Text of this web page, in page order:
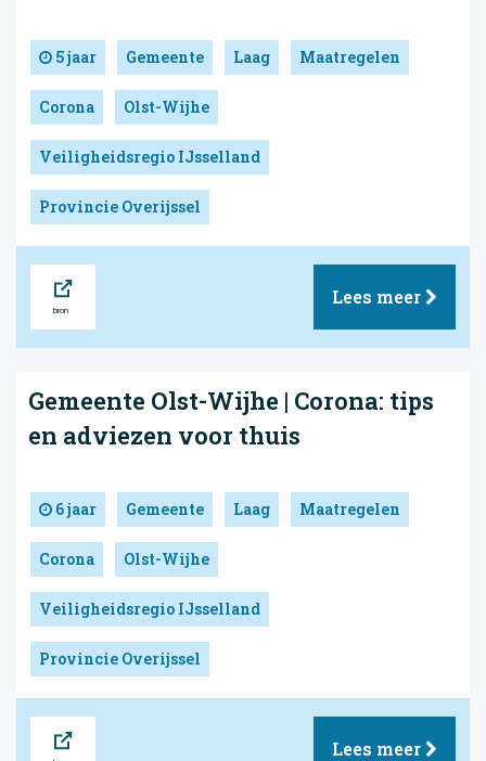
5 jaar Gemeente Laag Maatregelen
Corona Olst-Wijhe
Veiligheidsregio IJsselland
Provincie Overijssel
Lees meer
Gemeente Olst-Wijhe | Corona: tips
en adviezen voor thuis
6 jaar Gemeente Laag Maatregelen
Corona Olst-Wijhe
Veiligheidsregio IJsselland
Provincie Overijssel
Lees meer